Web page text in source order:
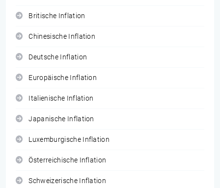
Britische Inflation
Chinesische Inflation
Deutsche Inflation
Europäische Inflation
Italienische Inflation
Japanische Inflation
Luxemburgische Inflation
Österreichische Inflation
Schweizerische Inflation